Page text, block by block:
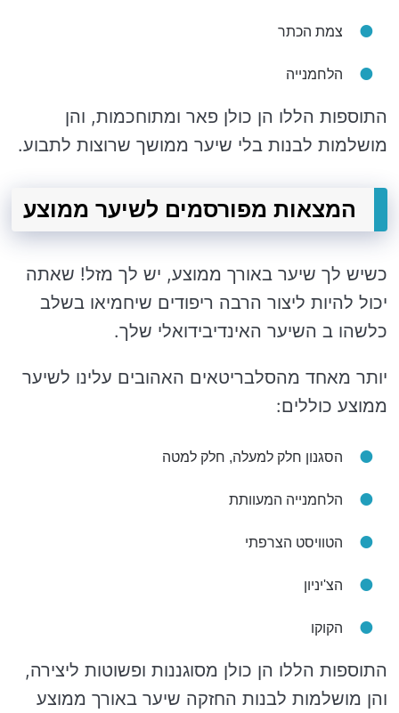
צמת הכתר
הלחמנייה
התוספות הללו הן כולן פאר ומתוחכמות, והן
מושלמות לבנות בלי שיער ממושך שרוצות לתבוע.
המצאות מפורסמים לשיער ממוצע
כשיש לך שיער באורך ממוצע, יש לך מזל! שאתה
יכול להיות ליצור הרבה ריפודים שיחמיאו בשלב
כלשהו ב השיער האינדיבידואלי שלך.
יותר מאחד מהסלבריטאים האהובים עלינו לשיער
ממוצע כוללים:
הסגנון חלק למעלה, חלק למטה
הלחמנייה המעוותת
הטוויסט הצרפתי
הצ'יניון
הקוקו
התוספות הללו הן כולן מסוגננות ופשוטות ליצירה,
והן מושלמות לבנות החזקה שיער באורך ממוצע